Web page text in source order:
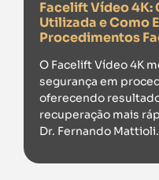
Facelift Vídeo 4K:
Utilizada e Como
Procedimentos
O Facelift Vídeo 4K
segurança em
oferecendo
recuperação mais
Dr. Fernando Mattioli.